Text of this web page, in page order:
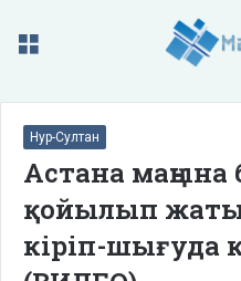
Меню
Нур-Султан
Астана маңына
қойылып
кіріп-шығуда